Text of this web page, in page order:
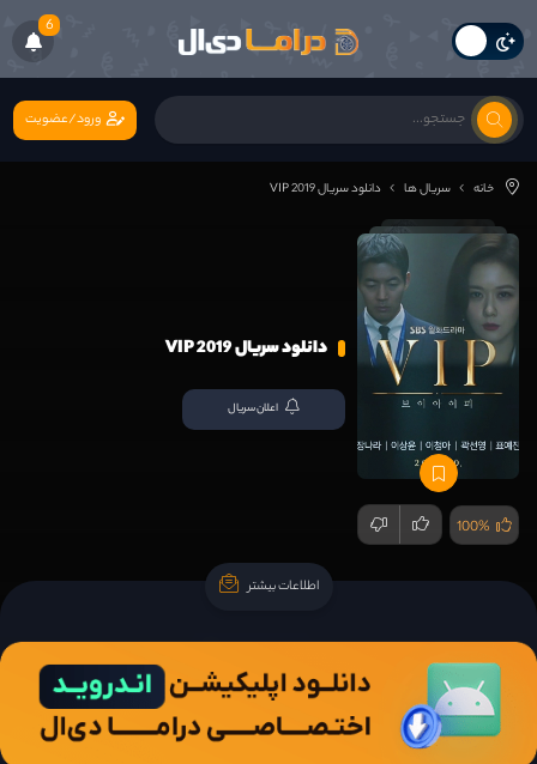
6
ورود/عضویت
خانه سریال ها دانلود سریال VIP 2019
100%
دانلود سریال VIP 2019
اعلان سریال
اطلاعات بیشتر